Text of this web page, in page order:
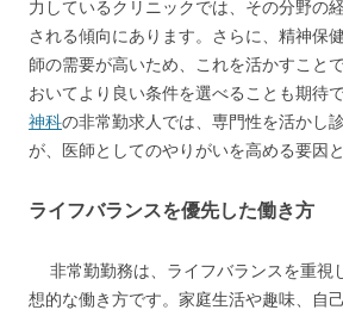
力しているクリニックでは、その分野の
される傾向にあります。さらに、精神保
師の需要が高いため、これを活かすこと
おいてより良い条件を選べることも期待で
神科の非常勤求人では、専門性を活かし
が、医師としてのやりがいを高める要因と
ライフバランスを優先した働き方
非常勤勤務は、ライフバランスを重視
想的な働き方です。家庭生活や趣味、自